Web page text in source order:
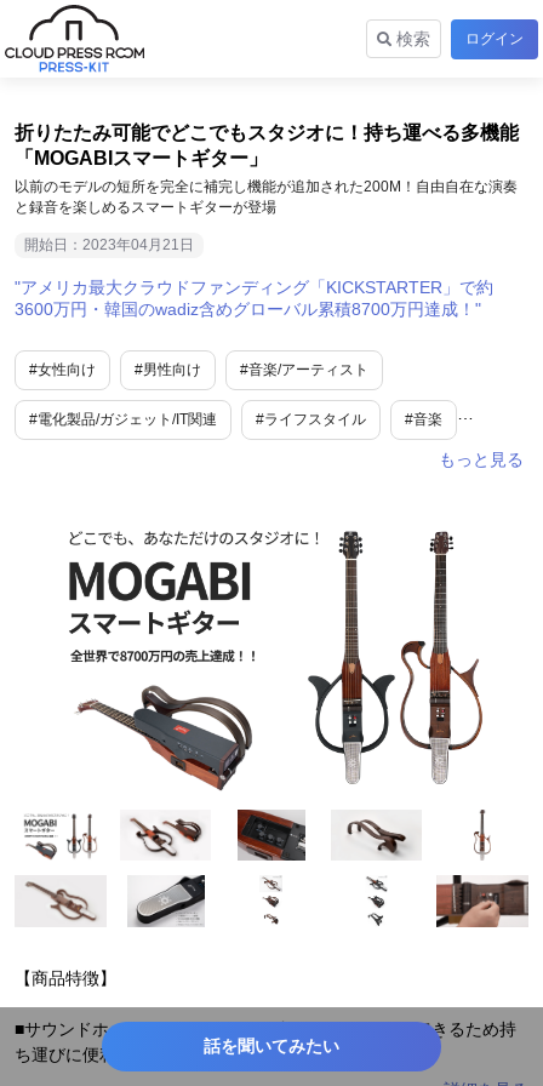
検索 ログイン
折りたたみ可能でどこでもスタジオに！持ち運べる多機能
「MOGABIスマートギター」
以前のモデルの短所を完全に補完し機能が追加された200M！自由自在な演奏
と録音を楽しめるスマートギターが登場
開始日：2023年04月21日
アメリカ最大クラウドファンディング「KICKSTARTER」で約
3600万円・韓国のwadiz含めグローバル累積8700万円達成！
#女性向け #男性向け #音楽/アーティスト
#電化製品/ガジェット/IT関連 #ライフスタイル #音楽
#クラファン達成
【商品特徴】
■サウンドホールがなく、ボディを折りたたむことができるため持
ち運びに便利
MOGABIスマートギターはレストフレームを外せばボディを折りた
話を聞いてみたい